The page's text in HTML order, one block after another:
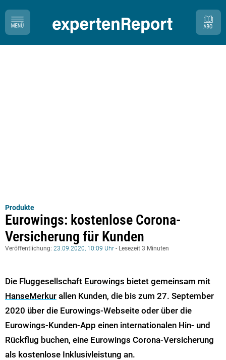
Produkte
Eurowings: kostenlose Corona-
Versicherung für Kunden
Veröffentlichung: 23.09.2020, 10:09 Uhr - Lesezeit 3 Minuten
Die Fluggesellschaft Eurowings bietet gemeinsam mit
HanseMerkur allen Kunden, die bis zum 27. September
2020 über die Eurowings-Webseite oder über die
Eurowings-Kunden-App einen internationalen Hin- und
Rückflug buchen, eine Eurowings Corona-Versicherung
als kostenlose Inklusivleistung an.